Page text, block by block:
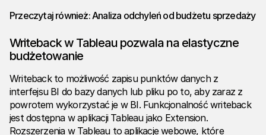
Przeczytaj również:Analiza odchyleń od budżetu sprzedaży
Writeback w Tableau pozwala na elastyczne
budżetowanie
Writeback to możliwość zapisu punktów danych z
interfejsu BI do bazy danych lub pliku po to, aby zaraz z
powrotem wykorzystać je w BI. Funkcjonalność writeback
jest dostępna w aplikacji Tableau jako Extension.
Rozszerzenia w Tableau to aplikacje webowe, które